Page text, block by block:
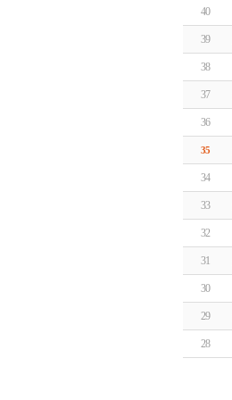
40
39
38
37
36
35
34
33
32
31
30
29
28